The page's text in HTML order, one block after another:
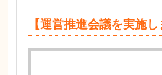
【運営推進会議を実施し